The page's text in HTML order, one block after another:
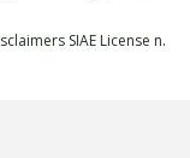
SIAE License n.